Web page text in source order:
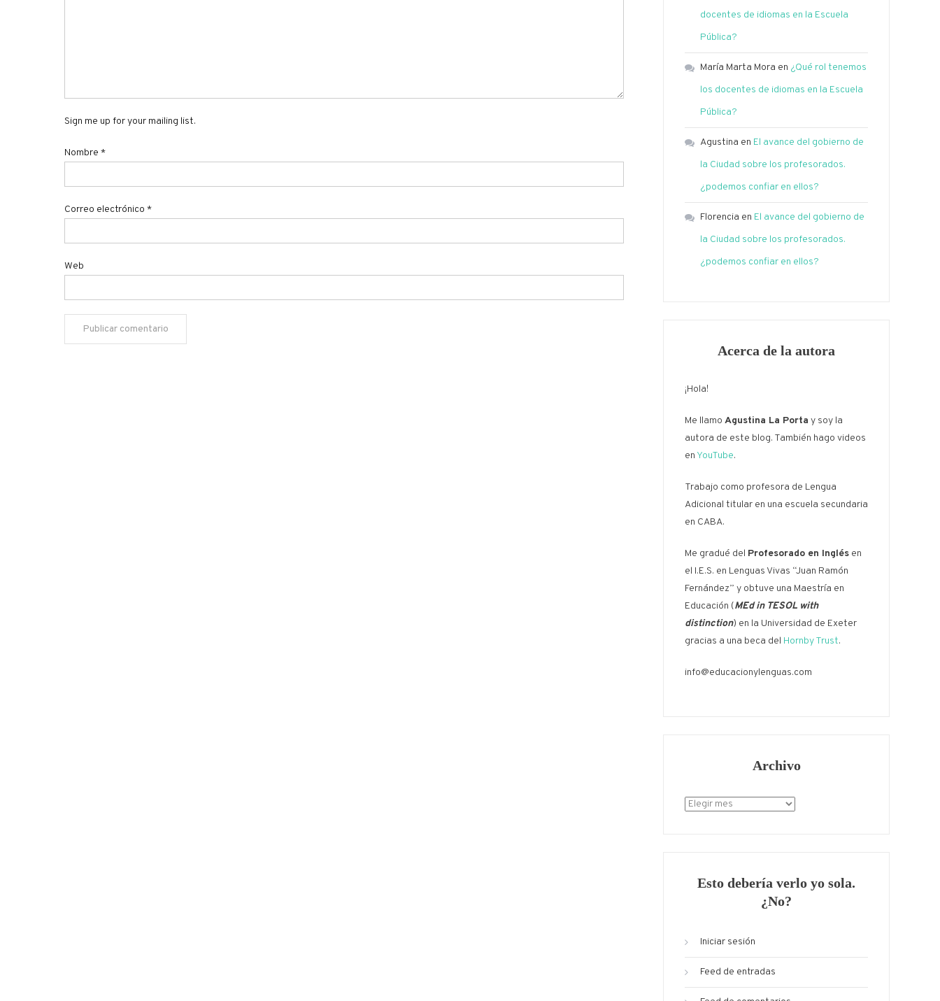
Sign me up for your mailing list.
Nombre *
Correo electrónico *
Web
docentes de idiomas en la Escuela
Pública?
María Marta Mora en ¿Qué rol tenemos
los docentes de idiomas en la Escuela
Pública?
Agustina en El avance del gobierno de
la Ciudad sobre los profesorados.
¿podemos confiar en ellos?
Florencia en El avance del gobierno de
la Ciudad sobre los profesorados.
¿podemos confiar en ellos?
Acerca de la autora
¡Hola!
Me llamo Agustina La Porta y soy la
autora de este blog. También hago videos
en YouTube.
Trabajo como profesora de Lengua
Adicional titular en una escuela secundaria
en CABA.
Me gradué del Profesorado en Inglés en
el I.E.S. en Lenguas Vivas “Juan Ramón
Fernández” y obtuve una Maestría en
Educación (MEd in TESOL with
distinction) en la Universidad de Exeter
gracias a una beca del Hornby Trust.
info@educacionylenguas.com
Archivo
Archivo
Esto debería verlo yo sola.
¿No?
Iniciar sesión
Feed de entradas